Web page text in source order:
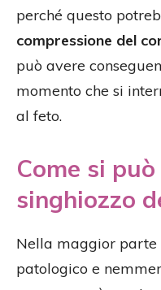
perché questo
compressione del
può avere
momento che si
al feto.
Come si
singhiozzo
Nella maggior parte
patologico e